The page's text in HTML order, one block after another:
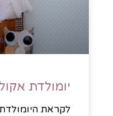
יומולדת
לקראת